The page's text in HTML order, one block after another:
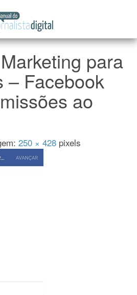
do
Jornalista
Digital
para
– Facebook
ao
250 × 428 pixels